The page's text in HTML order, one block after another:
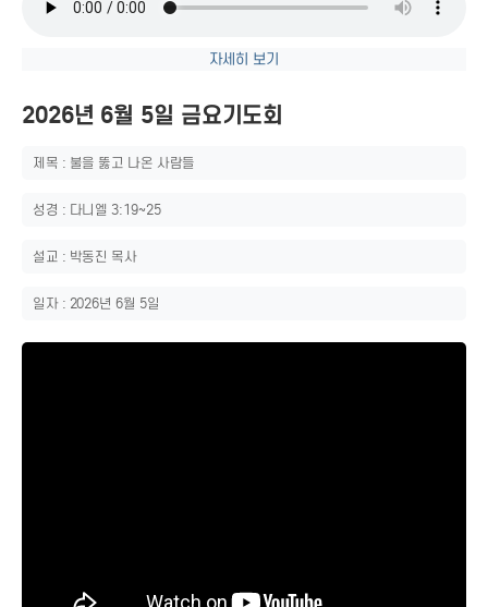
자세히 보기
2026년 6월 5일 금요기도회
제목 : 불을 뚫고 나온 사람들
성경 : 다니엘 3:19~25
설교 : 박동진 목사
일자 : 2026년 6월 5일